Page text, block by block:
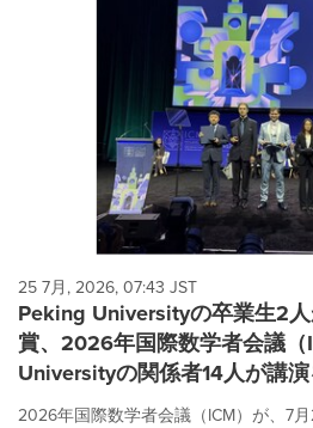
25 7月, 2026, 07:43 JST
Peking Universityの卒業生2
賞、2026年国際数学者会議
Universityの関係者14人が講演
2026年国際数学者会議（ICM）が、7